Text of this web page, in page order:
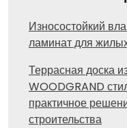
Износостойкий
ламинат для
Террасная доска
WOODGRAND
практичное
строительства